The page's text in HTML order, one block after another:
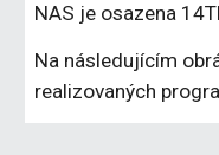
NAS je osazena
Na následujícím
realizovaných